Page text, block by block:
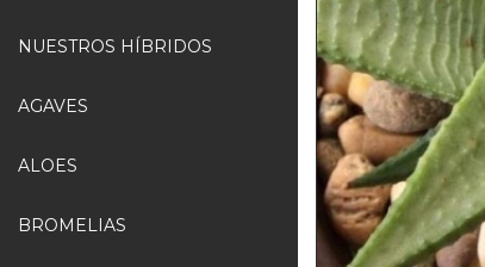
NUESTROS HÍBRIDOS
AGAVES
ALOES
BROMELIAS